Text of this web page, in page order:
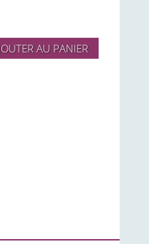
AU PANIER